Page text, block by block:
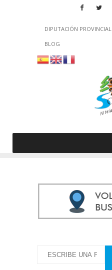
DIPUTACIÓN PROVINCIAL
BLOG